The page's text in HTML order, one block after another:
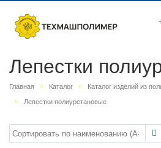
Лепестки
Главная Каталог Каталог изделий из
Лепестки полиуретановые